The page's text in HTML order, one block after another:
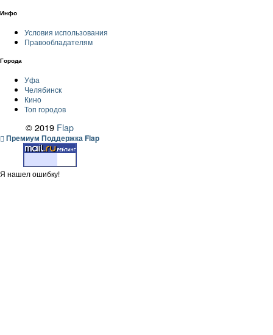
Инфо
Условия использования
Правообладателям
Города
Уфа
Челябинск
Кино
Топ городов
© 2019 Flap
Премиум Поддержка Flap
Я нашел ошибку!